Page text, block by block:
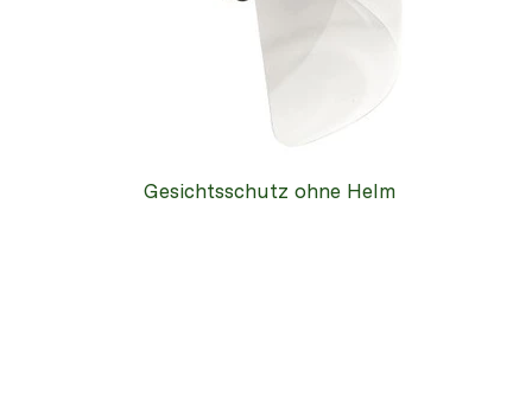
Gesichtsschutz ohne Helm